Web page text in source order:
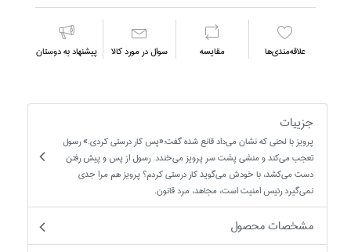
علاقه‌مندي‌ها مقايسه سوال در مورد كالا پیشنهاد به دوستان
جزییات
پرويز با لحني كه نشان مي‌داد قانع شده گفت:«پس كار درستي كردي.» رسول
تعجب مي‌كند و منشي پشت سر پرويز مي‌خندد. رسول از پس و پيش رفتن
دست مي‌كشد، با خودش مي‌گويد كار درستي كردم؟ پرويز هم مرا جدي
نمي‌گيرد رئيس امنيت است، مجاهد، مرد قانون.
مشخصات محصول